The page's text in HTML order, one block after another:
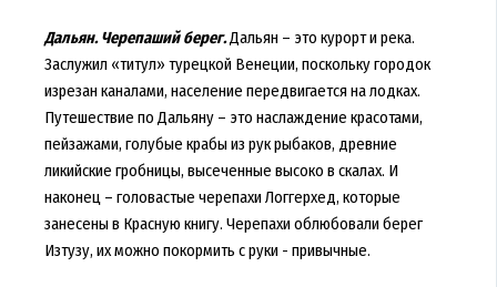
Дальян. Черепаший берег.Дальян – это курорт и река.
Заслужил «титул» турецкой Венеции, поскольку городок
изрезан каналами, население передвигается на лодках.
Путешествие по Дальяну – это наслаждение красотами,
пейзажами, голубые крабы из рук рыбаков, древние
ликийские гробницы, высеченные высоко в скалах. И
наконец – головастые черепахи Логгерхед, которые
занесены в Красную книгу. Черепахи облюбовали берег
Изтузу, их можно покормить с руки - привычные.